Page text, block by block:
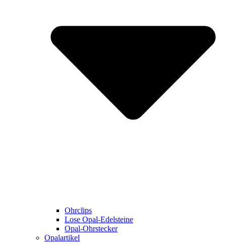
Ohrclips
Lose Opal-Edelsteine
Opal-Ohrstecker
Opalartikel